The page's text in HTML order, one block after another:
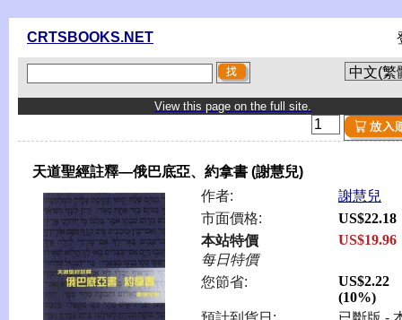
CRTSBOOKS.NET
View this page on the full site.
天道聖經註釋—俄巴底亞、約拿書 (謝慧兒)
作者:
謝慧兒
市面價格:
US$22.18
本站特價
每日特價
US$19.96
您節省:
US$2.22
(10%)